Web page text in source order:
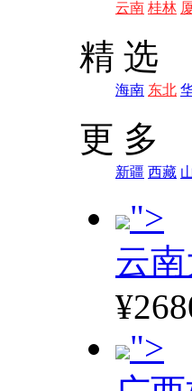
云南 桂林
精 选
海南 东北
更 多
新疆 西藏
">
云
">